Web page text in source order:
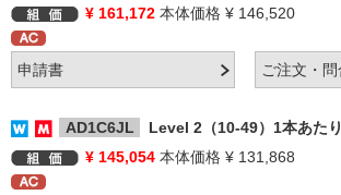
¥ 161,172 本体価格 ¥ 146,520
AD1C6JL
Level 2（10-49）1本あたり
¥ 145,054 本体価格 ¥ 131,868